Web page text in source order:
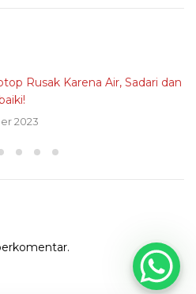
Rusak Karena Air, Sadari dan
2023